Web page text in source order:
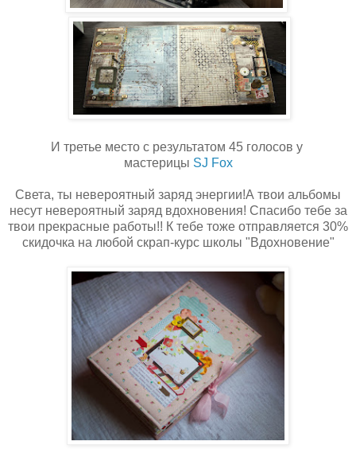
И третье место с результатом 45 голосов у
мастерицы SJ Fox
Света, ты невероятный заряд энергии!А твои альбомы
несут невероятный заряд вдохновения! Спасибо тебе за
твои прекрасные работы!! К тебе тоже отправляется 30%
скидочка на любой скрап-курс школы "Вдохновение"